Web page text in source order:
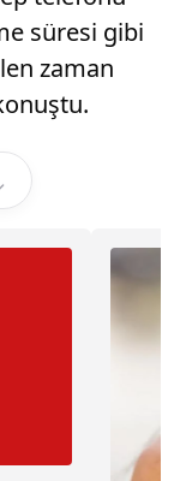
süresi gibi
zaman